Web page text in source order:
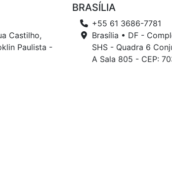
Castilho,
Paulista -
BRASÍLIA
+55 61 3686-7781
Brasília • DF -
SHS - Quadra 6
A Sala 805 - CEP: